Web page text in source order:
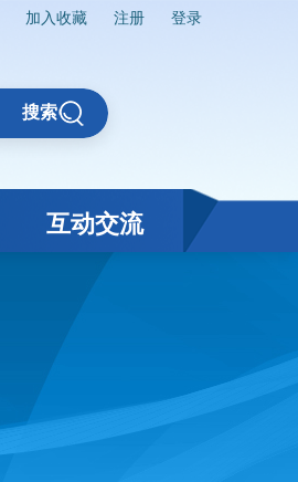
加入收藏 注册 登录
搜索
互动交流